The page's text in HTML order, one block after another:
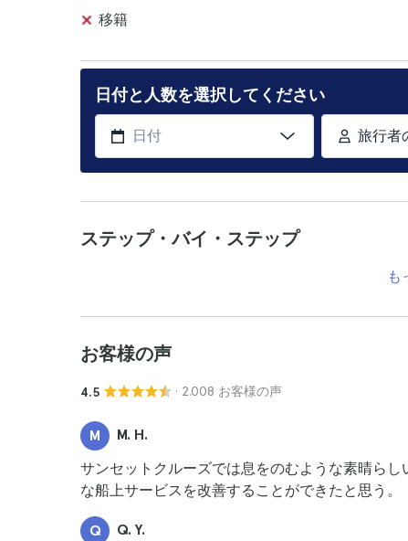
移籍
日付と人数を選択してください
旅行者
ステップ・バイ・ステップ
も
お客様の声
4.5 · 2.008 お客様の声
M M. H.
サンセットクルーズでは息をのむような素晴ら
な船上サービスを改善することができたと思う。
Q Q. Y.